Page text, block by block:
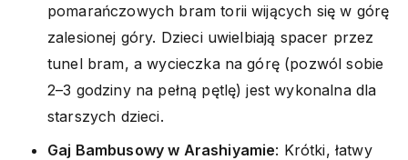
pomarańczowych bram torii wijących się w górę
zalesionej góry. Dzieci uwielbiają spacer przez
tunel bram, a wycieczka na górę (pozwól sobie
2–3 godziny na pełną pętlę) jest wykonalna dla
starszych dzieci.
Gaj Bambusowy w Arashiyamie: Krótki, łatwy